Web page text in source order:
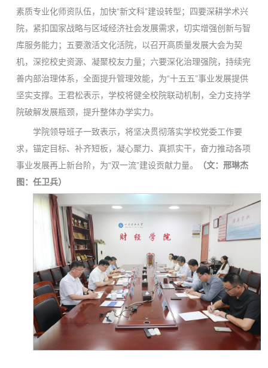
素质专业化师资队伍，加快“新文科”建设转型；四要深耕学术兴
院，紧扣国家战略与区域经济社会发展需求，切实增强创新与智
库服务能力；五要激活文化活院，以召开高质量发展大会为契
机，深挖校史资源、凝聚校友力量；六要深化治理强院，持续完
善内部治理体系，全面提升管理效能，为“十五五”事业发展提供
坚实支撑。王君松表示，学校将健全校院联动机制，全力支持学
院破解发展瓶颈，提升整体办学实力。
学院领导班子一致表示，将坚决贯彻落实学校党委工作要
求，锚定目标、补齐短板，凝心聚力、真抓实干，奋力推动各项
事业发展再上新台阶，为“双一流”建设贡献力量。
（文：邢琳杰
图：任卫兵）